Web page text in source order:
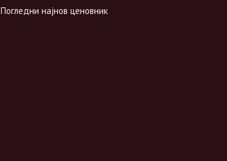
Погледни најнов ценовник